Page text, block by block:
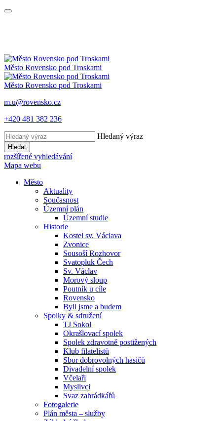
Město Rovensko pod Troskami
Město Rovensko pod Troskami
m.u@rovensko.cz
+420 481 382 236
Hledaný výraz
Hledat
rozšířené vyhledávání
Mapa webu
Město
Aktuality
Současnost
Územní plán
Územní studie
Historie
Kostel sv. Václava
Zvonice
Sousoší Rozhovor
Svatopluk Čech
Sv. Václav
Morový sloup
Poutník u cíle
Rovensko
Byli jsme a budem
Spolky & sdružení
TJ Sokol
Okrašlovací spolek
Spolek zdravotně postižených
Klub filatelistů
Sbor dobrovolných hasičů
Divadelní spolek
Včelaři
Myslivci
Svaz zahrádkářů
Fotogalerie
Plán města – služby